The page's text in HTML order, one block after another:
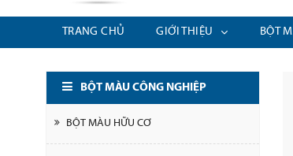
TRANG CHỦ GIỚI THIỆU BỘT
BỘT MÀU CÔNG NGHIỆP
BỘT MÀU HỮU CƠ